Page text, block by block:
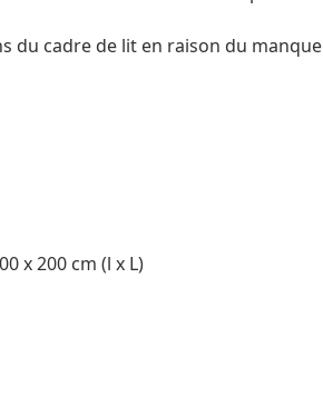
du cadre de lit en raison du manque
x 200 cm (l x L)